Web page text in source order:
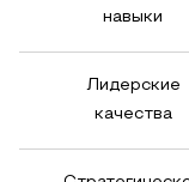
навыки
Лидерские
качества